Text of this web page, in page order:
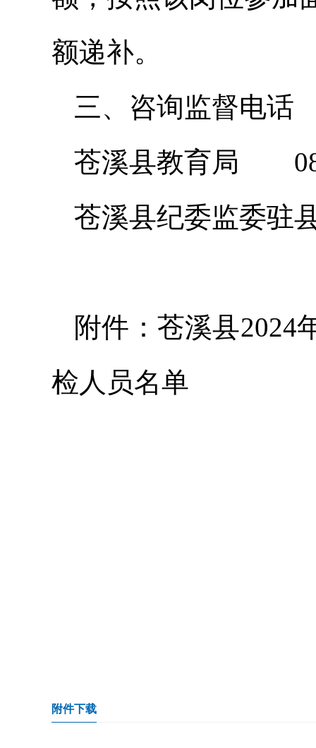
额递补。
三、咨询监督电话
苍溪县教育局
苍溪县纪委监委
附件：苍溪县2024
检人员名单
附件下载